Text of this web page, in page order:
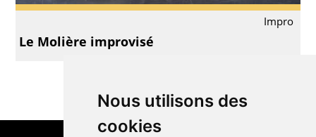
Nous utilisons des
cookies
Impro
Le Molière improvisé